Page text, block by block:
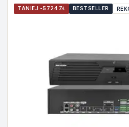
TANIEJ -5724 ZŁ BESTSELLER